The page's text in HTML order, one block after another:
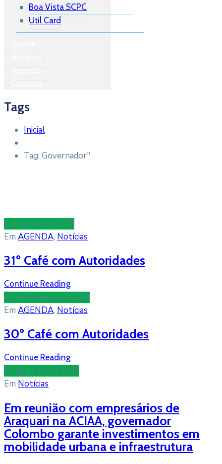
Boa Vista SCPC
Util Card
Tags
Inicial
Tag: Governador"
5 de junho de 2018
Em AGENDA‚ Notícias
31º Café com Autoridades
Continue Reading
19 de fevereiro de 2018
Em AGENDA‚ Notícias
30º Café com Autoridades
Continue Reading
28 de junho de 2017
Em Notícias
Em reunião com empresários de
Araquari na ACIAA, governador
Colombo garante investimentos em
mobilidade urbana e infraestrutura